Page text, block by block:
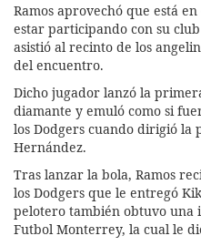
Ramos aprovechó que está
estar participando con su
asistió al recinto de los
del encuentro.
Dicho jugador lanzó la
diamante y emuló como si
los Dodgers cuando dirigió la
Hernández.
Tras lanzar la bola, Ramos
los Dodgers que le entregó
pelotero también obtuvo una
Futbol Monterrey, la cual le